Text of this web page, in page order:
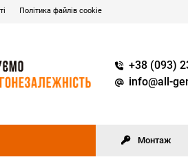
Політика файлів cookie
+38 (093)
info@all-
Монтаж